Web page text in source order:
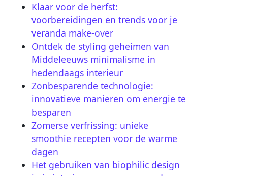
Klaar voor de herfst:
voorbereidingen en trends voor je
veranda make-over
Ontdek de styling geheimen van
Middeleeuws minimalisme in
hedendaags interieur
Zonbesparende technologie:
innovatieve manieren om energie te
besparen
Zomerse verfrissing: unieke
smoothie recepten voor de warme
dagen
Het gebruiken van biophilic design